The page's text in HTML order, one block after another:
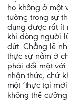
họ không ở một
tường trong sự
dụng được rất ít
khi dòng người
dứt. Chẳng lẽ
thực sự nằm ở
phải đối mặt với
nhận thức, chứ
một ‘thực tại
không thể